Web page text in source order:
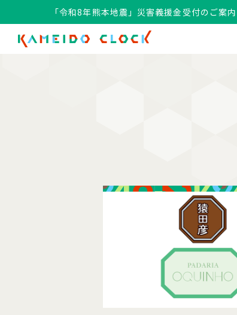
「令和8年熊本地震」災害義援金受付のご案内